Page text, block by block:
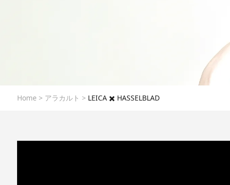
Home > アラカルト > LEICA ✖️ HASSELBLAD